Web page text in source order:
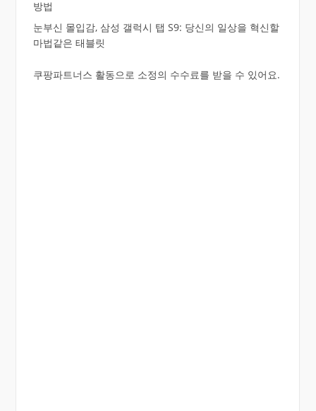
방법
눈부신 몰입감, 삼성 갤럭시 탭 S9: 당신의 일상을 혁신할
마법같은 태블릿
쿠팡파트너스 활동으로 소정의 수수료를 받을 수 있어요.